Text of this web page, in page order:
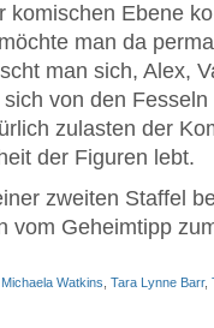
komischen Ebene
man da
man sich, Alex,
von den
zulasten der
der Figuren lebt.
zweiten Staffel
vom Geheimtipp
Michaela Watkins Tara Lynne Barr,